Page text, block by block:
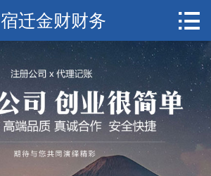
宿迁注册公司
宿迁代理记账
宿迁注册商标
宿迁资质代办
宿迁金财财务 